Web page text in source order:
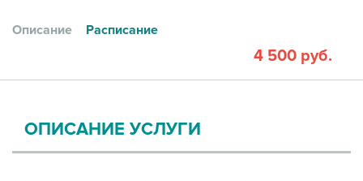
Описание Расписание
4 500 руб.
ОПИСАНИЕ УСЛУГИ